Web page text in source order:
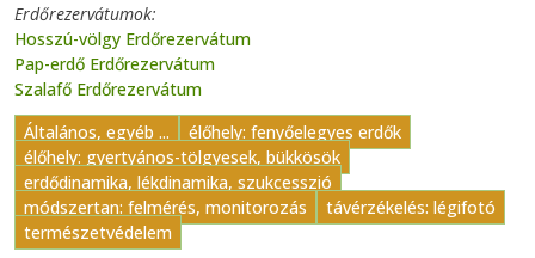
Erdőrezervátumok
Hosszú-völgy Erdőrezervátum
Pap-erdő Erdőrezervátum
Szalafő Erdőrezervátum
Általános, egyéb ...
élőhely: fenyőelegyes erdők
élőhely: gyertyános-tölgyesek, bükkösök
erdődinamika, lékdinamika, szukcesszió
módszertan: felmérés, monitorozás
távérzékelés: légifotó
természetvédelem